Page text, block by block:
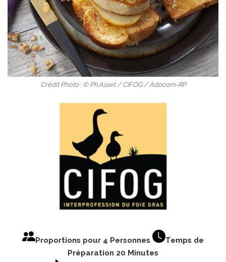
Crédit Photo : © Ph.Asset / CIFOG / Adocom-RP
Proportions pour 4 Personnes
Temps de
Préparation 20 Minutes